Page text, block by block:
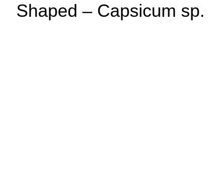
Shaped – Capsicum sp.